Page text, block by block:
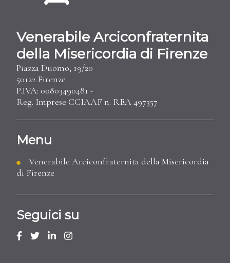
Venerabile Arciconfraternita
della Misericordia di Firenze
Piazza Duomo, 19/20
50122 Firenze
P.IVA: 00803490481 -
Reg. Imprese CCIAAF n. REA 497357
Menu
Venerabile Arciconfraternita della Misericordia
di Firenze
Seguici su